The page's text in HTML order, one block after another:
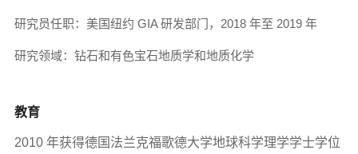
研究员任职：美国纽约 GIA 研发部门，2018 年至 2019 年
研究领域：钻石和有色宝石地质学和地质化学
教育
2010 年获得德国法兰克福歌德大学地球科学理学学士学位